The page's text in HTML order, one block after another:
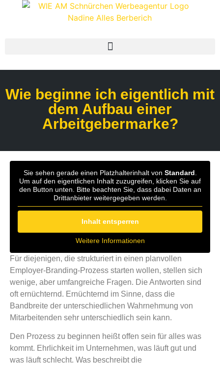
Wie beginne ich eigentlich mit
dem Aufbau einer
Arbeitgebermarke?
Sie sehen gerade einen Platzhalterinhalt von Standard
Um auf den eigentlichen Inhalt zuzugreifen, klicken Sie auf
den Button unten. Bitte beachten Sie, dass dabei Daten an
Drittanbieter weitergegeben werden.
Inhalt entsperren
Weitere Informationen
Für diejenigen, die strukturiert in einen planvollen
Employer-Branding-Prozess starten wollen, stellen sich
wenige, aber umfangreiche Fragen. Die Antworten sind
oft ernüchternd. Ernüchternd im Sinne, dass die
Bandbreite der unterschiedlichen Wahrnehmung von
Mitarbeitenden sehr unterschiedlich sein kann.
Den Prozess zu beginnen heißt offen sein für alles was
kommt. Ehrlichkeit im Unternehmen, was läuft gut und
was läuft schlecht. Was beschreibt die